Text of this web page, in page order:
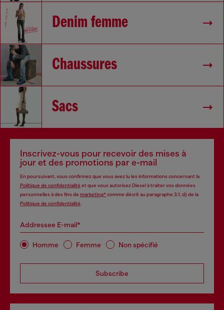
Denim femme
Chaussures
Sacs
Inscrivez-vous pour recevoir des mises à
jour et des promotions par e-mail
En poursuivant, vous confirmez que vous avez lu les informations concernant la
Politique de confidentialité et que vous autorisez Diesel à traiter vos données
personnelles à des fins de marketing*comme décrit au paragraphe 3.1, d) de la
Politique de confidentialité
Addressee E-mail*
Homme Femme Non spécifié
Subscribe